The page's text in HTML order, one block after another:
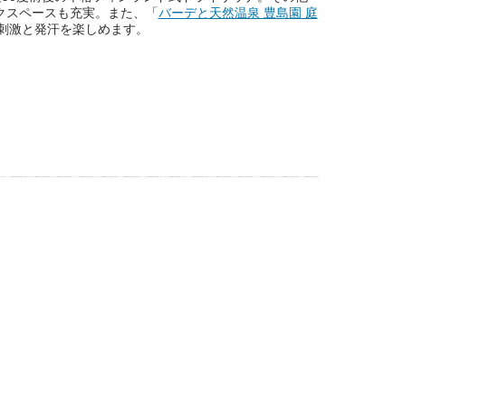
ペースも充実。また、「バーデと天然温泉 豊島園 庭
と発汗を楽しめます。